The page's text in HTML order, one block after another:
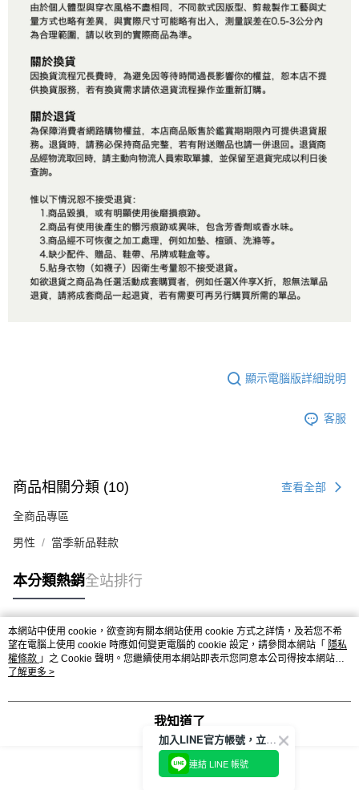
顯示電腦版詳細說明
客服
商品相關分類 (10) 查看全部
全商品專區
男性 當季新品鞋款
本分類熱銷全站排行
熱門標籤
本網站中使用 cookie，欲查詢有關本網站使用 cookie 方式之詳情，及若您不希
望在電腦上使用 cookie 時應如何變更電腦的 cookie 設定，請參閱本網站「 隱私
權條款 」之 Cookie 聲明。您繼續使用本網站即表示您同意本公司得按本網站使
用條款之 Cookie 聲明使用 cookie。
了解更多 >
我知道了
加入LINE官方帳號，立即獲得$100購物金!
連結 LINE 帳號